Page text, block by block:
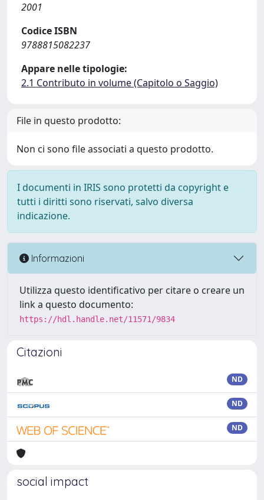
2001
Codice ISBN
9788815082237
Appare nelle tipologie:
2.1 Contributo in volume (Capitolo o Saggio)
File in questo prodotto:
Non ci sono file associati a questo prodotto.
I documenti in IRIS sono protetti da copyright e
tutti i diritti sono riservati, salvo diversa
indicazione.
Informazioni
Utilizza questo identificativo per citare o creare un
link a questo documento:
https://hdl.handle.net/11571/9834
Citazioni
ND
ND
ND
social impact